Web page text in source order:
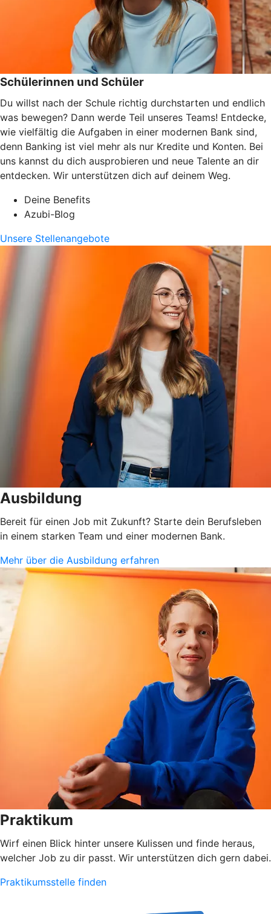
Schülerinnen und Schüler
Du willst nach der Schule richtig durchstarten und endlich
was bewegen? Dann werde Teil unseres Teams! Entdecke,
wie vielfältig die Aufgaben in einer modernen Bank sind,
denn Banking ist viel mehr als nur Kredite und Konten. Bei
uns kannst du dich ausprobieren und neue Talente an dir
entdecken. Wir unterstützen dich auf deinem Weg.
Deine Benefits
Azubi-Blog
Unsere Stellenangebote
Ausbildung
Bereit für einen Job mit Zukunft? Starte dein Berufsleben
in einem starken Team und einer modernen Bank.
Mehr über die Ausbildung erfahren
Praktikum
Wirf einen Blick hinter unsere Kulissen und finde heraus,
welcher Job zu dir passt. Wir unterstützen dich gern dabei.
Praktikumsstelle finden